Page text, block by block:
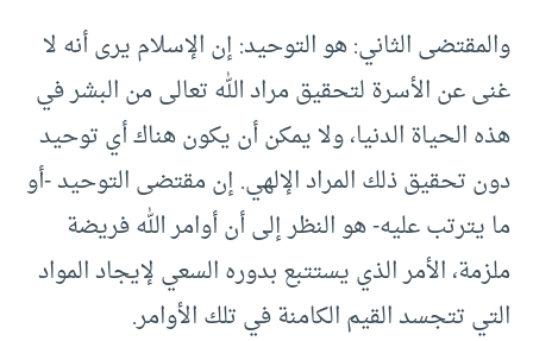
والمقتضى الثاني: هو التوحيد: إن الإسلام يرى أنه لا
غنى عن الأسرة لتحقيق مراد الله تعالى من البشر في
هذه الحياة الدنيا، ولا يمكن أن يكون هناك أي توحيد
دون تحقيق ذلك المراد الإلهي. إن مقتضى التوحيد -أو
ما يترتب عليه- هو النظر إلى أن أوامر الله فريضة
ملزمة، الأمر الذي يستتبع بدوره السعي لإيجاد المواد
التي تتجسد القيم الكامنة في تلك الأوامر.